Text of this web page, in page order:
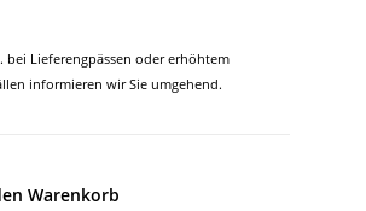
Lieferengpässen oder erhöhtem
informieren wir Sie umgehend.
Warenkorb